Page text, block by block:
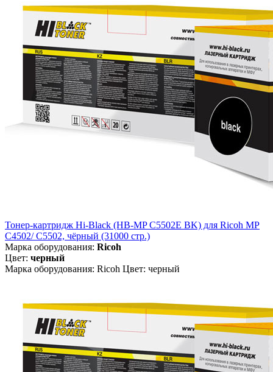
Тонер-картридж Hi-Black (HB-MP C5502E BK) для Ricoh MP
C4502/ C5502, чёрный (31000 стр.)
Марка оборудования: Ricoh
Цвет: черный
Марка оборудования: Ricoh Цвет: черный